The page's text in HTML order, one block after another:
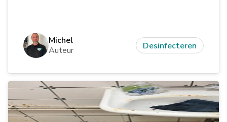
Michel
Auteur
Desinfecteren